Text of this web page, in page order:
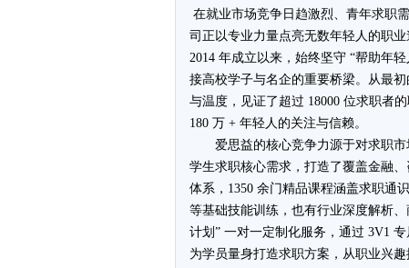
在就业市场竞争日趋激烈、青年求职
司正以专业力量点亮无数年轻人的职
2014 年成立以来，始终坚守 “帮助年
接高校学子与名企的重要桥梁。从最
与温度，见证了超过 18000 位求职者
180 万 + 年轻人的关注与信赖。
爱思益的核心竞争力源于对求职
学生求职核心需求，打造了覆盖金融
体系，1350 余门精品课程涵盖求职通
等基础技能训练，也有行业深度解析
计划” 一对一定制化服务，通过 3V1
为学员量身打造求职方案，从职业兴